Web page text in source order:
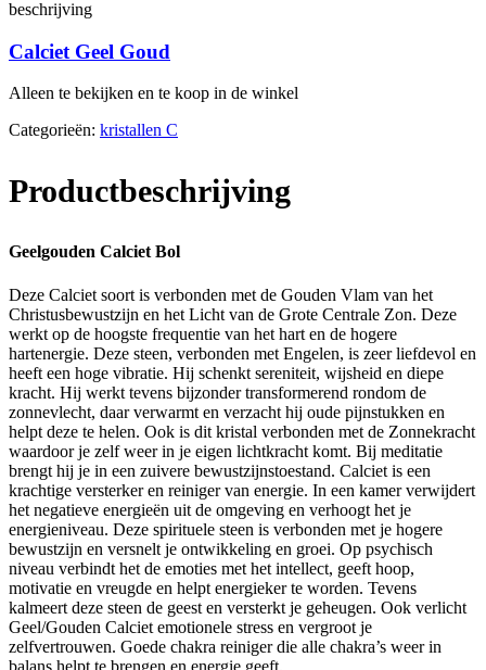
beschrijving
Calciet Geel Goud
Alleen te bekijken en te koop in de winkel
Categorieën: kristallen C
Productbeschrijving
Geelgouden Calciet Bol
Deze Calciet soort is verbonden met de Gouden Vlam van het
Christusbewustzijn en het Licht van de Grote Centrale Zon. Deze
werkt op de hoogste frequentie van het hart en de hogere
hartenergie. Deze steen, verbonden met Engelen, is zeer liefdevol en
heeft een hoge vibratie. Hij schenkt sereniteit, wijsheid en diepe
kracht. Hij werkt tevens bijzonder transformerend rondom de
zonnevlecht, daar verwarmt en verzacht hij oude pijnstukken en
helpt deze te helen. Ook is dit kristal verbonden met de Zonnekracht
waardoor je zelf weer in je eigen lichtkracht komt. Bij meditatie
brengt hij je in een zuivere bewustzijnstoestand. Calciet is een
krachtige versterker en reiniger van energie. In een kamer verwijdert
het negatieve energieën uit de omgeving en verhoogt het je
energieniveau. Deze spirituele steen is verbonden met je hogere
bewustzijn en versnelt je ontwikkeling en groei. Op psychisch
niveau verbindt het de emoties met het intellect, geeft hoop,
motivatie en vreugde en helpt energieker te worden. Tevens
kalmeert deze steen de geest en versterkt je geheugen. Ook verlicht
Geel/Gouden Calciet emotionele stress en vergroot je
zelfvertrouwen. Goede chakra reiniger die alle chakra’s weer in
balans helpt te brengen en energie geeft.